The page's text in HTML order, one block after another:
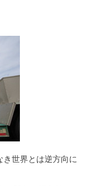
世界とは逆方向に